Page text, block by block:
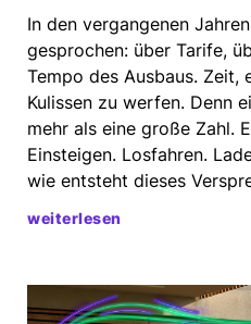
In den vergangenen
gesprochen: über Tarife,
Tempo des Ausbaus. Zeit,
Kulissen zu werfen. Denn
mehr als eine große Zahl.
Einsteigen. Losfahren.
wie entsteht dieses
weiterlesen